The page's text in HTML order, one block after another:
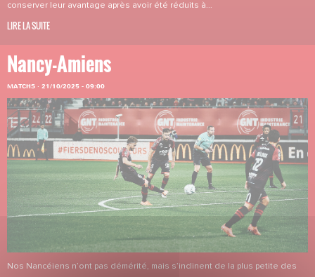
conserver leur avantage après avoir été réduits à...
LIRE LA SUITE
Nancy-Amiens
MATCHS · 21/10/2025 - 09:00
Nos Nancéiens n’ont pas démérité, mais s’inclinent de la plus petite des